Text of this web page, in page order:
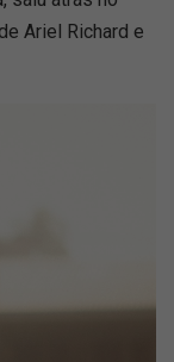
Ariel Richard e